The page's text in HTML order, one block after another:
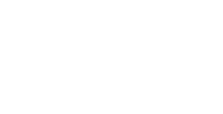
ΑΠΟΦΑΣΕΙΣ ΔΗΜΟΤΙΚΟΥ ΣΥΜΒΟΥΛΙΟΥ 2015 –